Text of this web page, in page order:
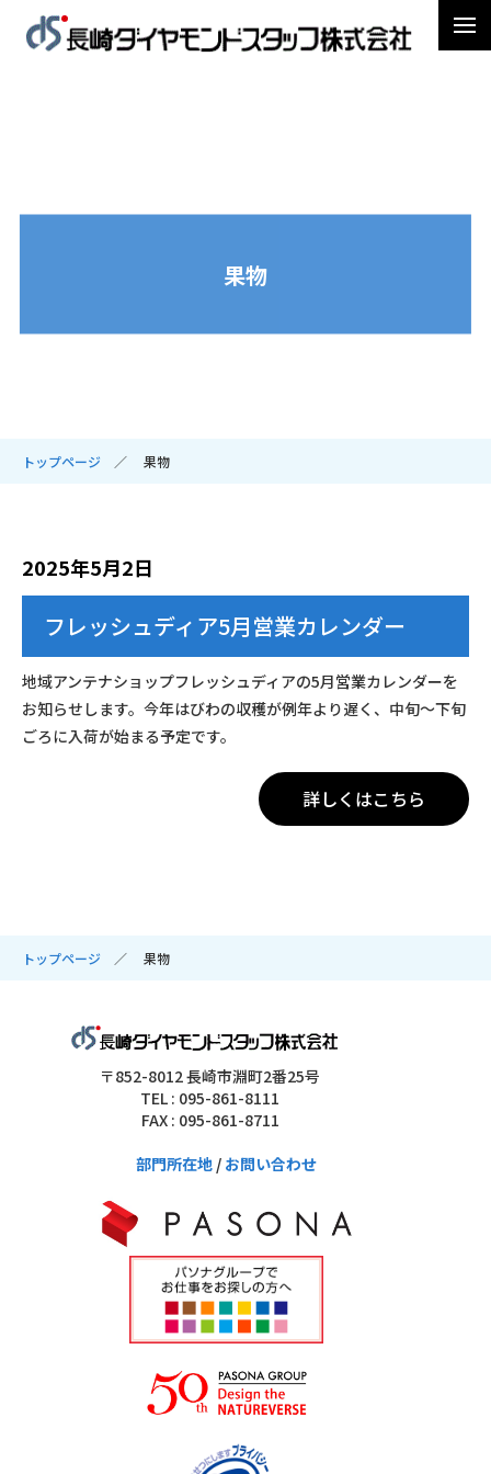
果物
トップページ 果物
2025年5月2日
フレッシュディア5月営業カレンダー
地域アンテナショップフレッシュディアの5月営業カレンダーを
お知らせします。今年はびわの収穫が例年より遅く、中旬～下旬
ごろに入荷が始まる予定です。
詳しくはこちら
トップページ 果物
〒852-8012 長崎市淵町2番25号
TEL : 095-861-8111
FAX : 095-861-8711
部門所在地 / お問い合わせ